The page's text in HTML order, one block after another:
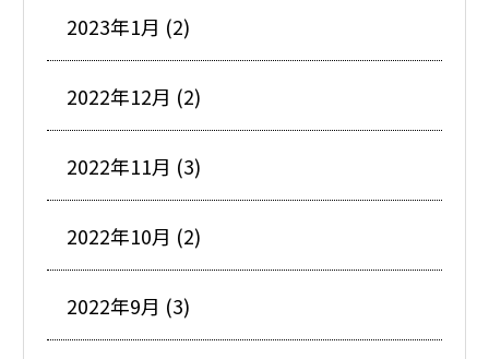
2023年1月 (2)
2022年12月 (2)
2022年11月 (3)
2022年10月 (2)
2022年9月 (3)